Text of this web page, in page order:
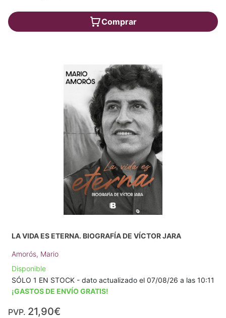
Comprar
LA VIDA ES ETERNA. BIOGRAFÍA DE VÍCTOR JARA
Amorós, Mario
Disponible
SÓLO 1 EN STOCK - dato actualizado el 07/08/26 a las 10:11
¡GASTOS DE ENVÍO GRATIS!
PVP. 21,90€